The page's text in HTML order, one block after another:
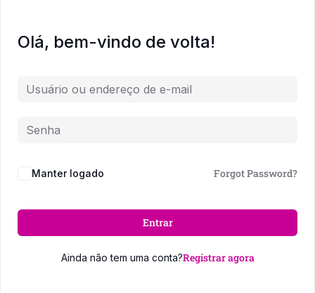
Olá, bem-vindo de volta!
Manter logado Forgot Password?
Entrar
Ainda não tem uma conta?Registrar agora